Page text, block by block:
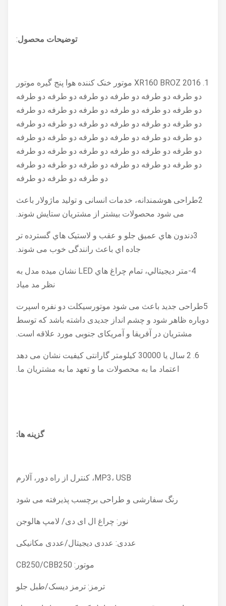
توضیحات محصول:
1. XR160 BROZ 2016 موتور خنک کننده هوا پنج گیره موتور
دو طرفه دو طرفه دو طرفه دو طرفه دو طرفه دو طرفه
دو طرفه دو طرفه دو طرفه دو طرفه دو طرفه دو طرفه
دو طرفه دو طرفه دو طرفه دو طرفه دو طرفه دو طرفه
دو طرفه دو طرفه دو طرفه دو طرفه دو طرفه دو طرفه
دو طرفه دو طرفه دو طرفه دو طرفه دو طرفه دو طرفه
دو طرفه دو طرفه دو طرفه دو طرفه دو طرفه دو طرفه
دو طرفه دو طرفه دو طرفه
2طراحی هوشمندانه، خدمات انسانی و تولید ماژولار باعث
می شود محصولات بیشتر از مشتریان ستایش شوند.
3دندون هاي عميق جلو و عقب و لاستیک هاي گسترده تر
جاده اي باعث رانندگی خوب می شوند.
4-متر ديجيتالي، تمام چراغ هاي LED نشان ميده مدل به
نظر مد مياد
5طراحی جدید باعث می شود موتورسیکلت دو نفره اسپرت
دوباره ظاهر شود و چشم انداز جدیدی داشته باشد که توسط
مشتریان در آفریقا و آمریکای جنوبی مورد علاقه است.
6. 2 سال یا 30000 کیلومتر گارانتی کیفیت نشان می دهد
اعتماد ما به محصولات ما و تعهد ما به مشتریان ما.
گزینه ها:
MP3، USB، کنترل از راه دور، آلارم
رنگ سفارشی و طراحی برچسب پذیرفته می شود
نور: چراغ ال ای دی/ لامپ هالوجن
عددی: عددی دیجیتال/عددی مکانیکی
موتور: CB250/CBB250
ترمز: ترمز دیسک/طبل جلو